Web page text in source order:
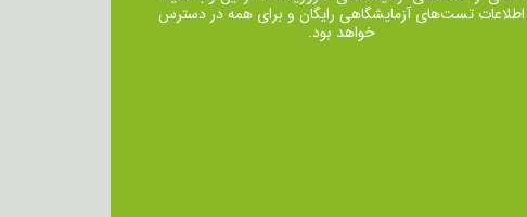
اطلاعات تست‌های آزمایشگاهی رایگان و برای همه در دسترس
خواهد بود.